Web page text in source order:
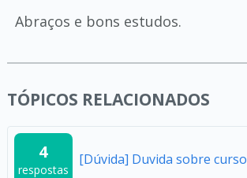
Abraços e bons estudos.
TÓPICOS RELACIONADOS
4
respostas
[Dúvida] Duvida sobre curso